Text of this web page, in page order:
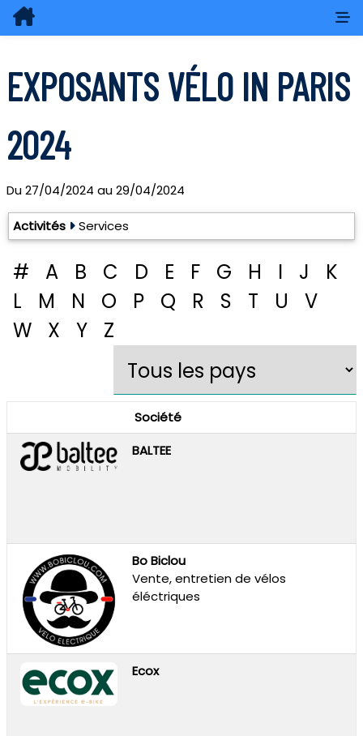
EXPOSANTS VÉLO IN PARIS
2024
Du27/04/2024 au29/04/2024
Activités Services
# A B C D E F G H I J
K
L
M N O P Q R S T U
V
W
X Y Z
Société
BALTEE
Bo Biclou
Vente, entretien de vélos
éléctriques
Ecox